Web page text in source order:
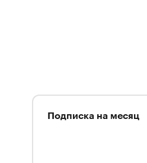
Подписка на месяц